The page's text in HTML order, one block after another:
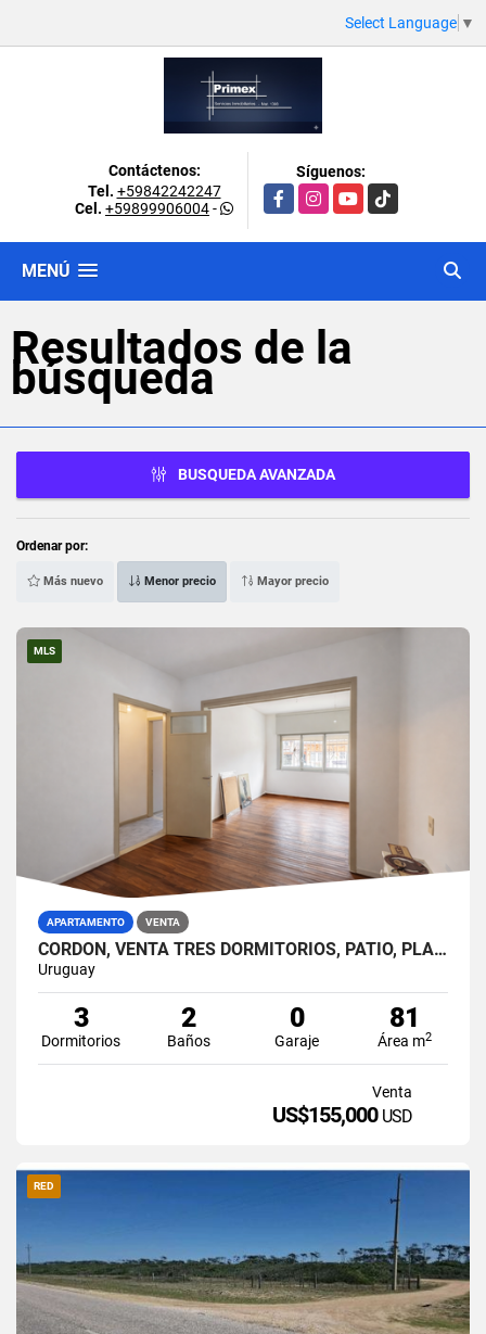
Select Language ▼
Contáctenos:
Tel. +59842242247
Cel. +59899906004-
Síguenos:
FacebookInstagramYouTubeTikTok
MENÚ
Resultados de la
búsqueda
BUSQUEDA AVANZADA
Ordenar por:
Más nuevo Menor precio Mayor precio
MLS
APARTAMENTO VENTA
CORDÓN, VENTA TRES DORMITORIOS, PATIO, PLANTA BAJA
Uruguay
3
Dormitorios
2
Baños
0
Garaje
81
Área m2
Venta
US$155,000 USD
RED